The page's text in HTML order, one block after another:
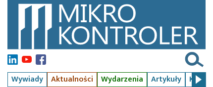
Wywiady Aktualności Wydarzenia Artykuły Kursy